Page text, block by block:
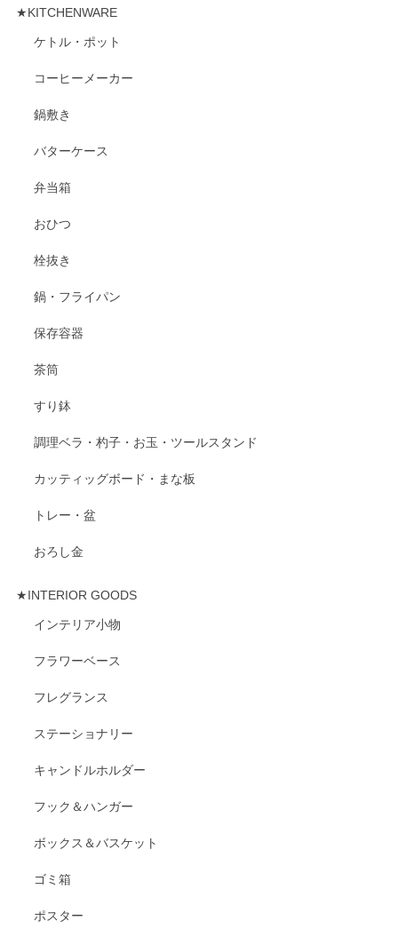
★KITCHENWARE
ケトル・ポット
コーヒーメーカー
鍋敷き
バターケース
弁当箱
おひつ
栓抜き
鍋・フライパン
保存容器
茶筒
すり鉢
調理ベラ・杓子・お玉・ツールスタンド
カッティッグボード・まな板
トレー・盆
おろし金
★INTERIOR GOODS
インテリア小物
フラワーベース
フレグランス
ステーショナリー
キャンドルホルダー
フック＆ハンガー
ボックス＆バスケット
ゴミ箱
ポスター